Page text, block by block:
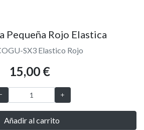
Pequeña Rojo Elastica
SX3 Elastico Rojo
15,00 €
Añadir al carrito